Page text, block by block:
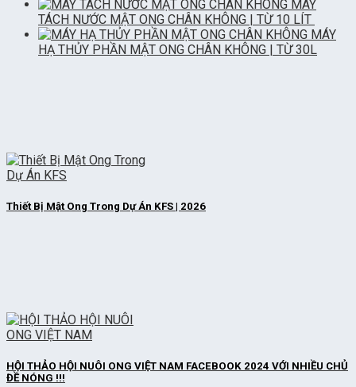
MÁY
TÁCH NƯỚC MẬT ONG CHÂN KHÔNG | TỪ 10 LÍT
MÁY
HẠ THỦY PHẦN MẬT ONG CHÂN KHÔNG | TỪ 30L
Thiết Bị Mật Ong Trong Dự Án KFS | 2026
HỘI THẢO HỘI NUÔI ONG VIỆT NAM FACEBOOK 2024 VỚI NHIỀU CHỦ
ĐỀ NÓNG !!!